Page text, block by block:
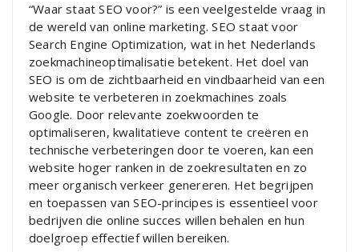
“Waar staat SEO voor?” is een veelgestelde vraag in
de wereld van online marketing. SEO staat voor
Search Engine Optimization, wat in het Nederlands
zoekmachineoptimalisatie betekent. Het doel van
SEO is om de zichtbaarheid en vindbaarheid van een
website te verbeteren in zoekmachines zoals
Google. Door relevante zoekwoorden te
optimaliseren, kwalitatieve content te creëren en
technische verbeteringen door te voeren, kan een
website hoger ranken in de zoekresultaten en zo
meer organisch verkeer genereren. Het begrijpen
en toepassen van SEO-principes is essentieel voor
bedrijven die online succes willen behalen en hun
doelgroep effectief willen bereiken.